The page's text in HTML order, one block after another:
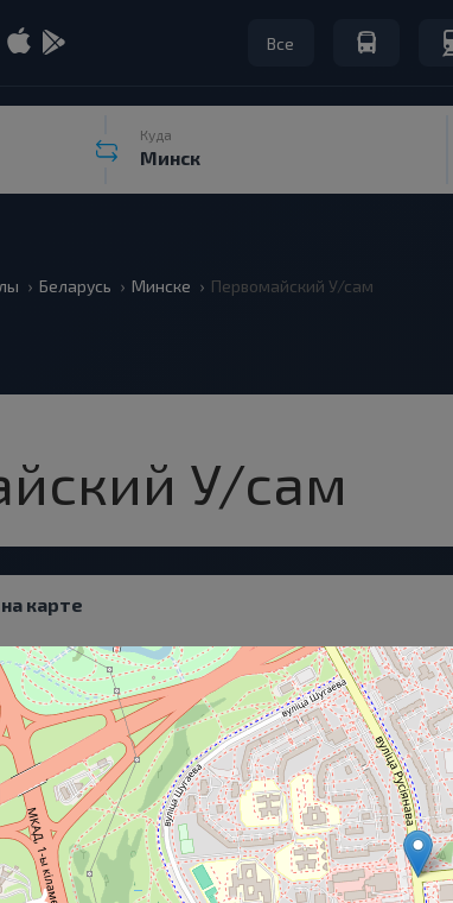
Все
Куда
Беларусь Минске Первомайский У/сам
У/сам
карте